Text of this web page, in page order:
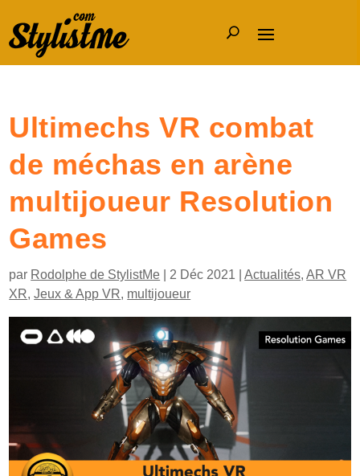
Ultimechs VR combat
de méchas en arène
multijoueur Resolution
Games
par Rodolphe de StylistMe 2 Déc 2021 |Actualités,AR VR
XR,Jeux & App VR, multijoueur